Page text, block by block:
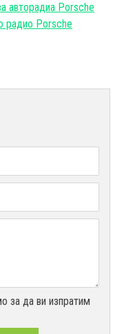
авторадиа Porsche
радио Porsche
за да ви изпратим